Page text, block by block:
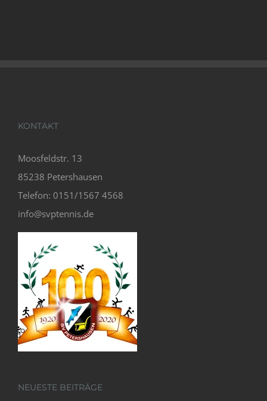
KONTAKT
Moosfeldstr. 13
85238 Petershausen
Telefon: 0151/1567 4568
info@svptennis.de
NEUESTE BEITRÄGE